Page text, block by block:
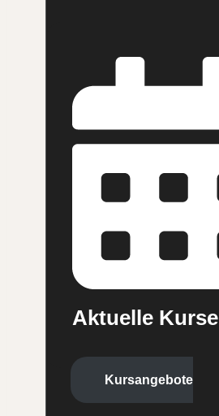
Aktuelle Kurse
Kursangebote